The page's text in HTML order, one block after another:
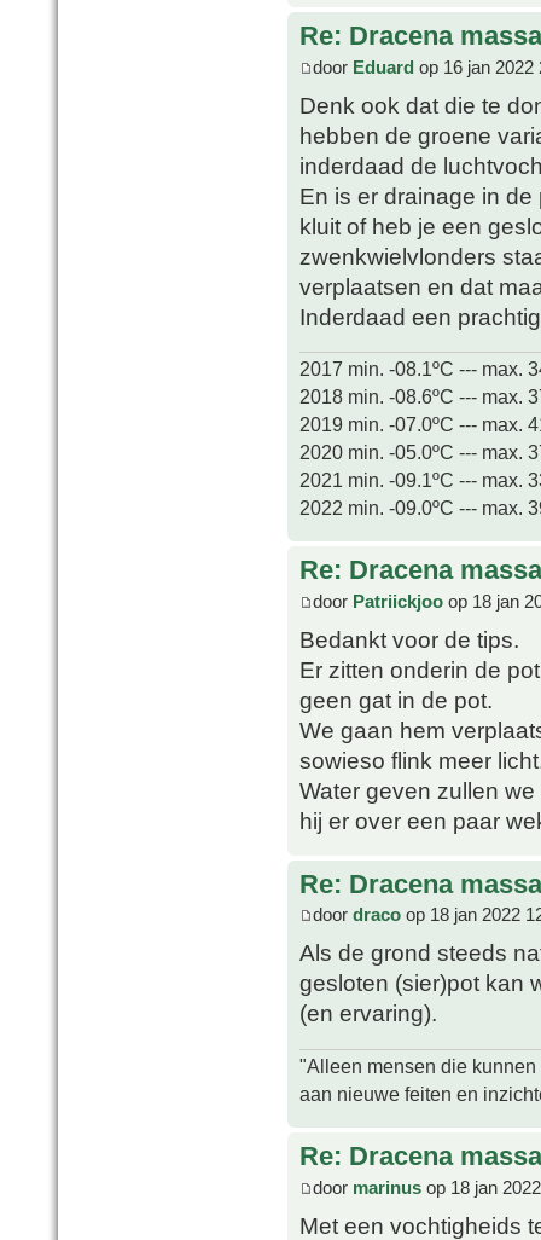
Re: Dracena
door Eduard op 16 jan 2022
Denk ook dat die te
hebben de groene
inderdaad de
En is er drainage in
kluit of heb je een
zwenkwielvlonders
verplaatsen en dat
Inderdaad een
2017 min. -08.1ºC --- max.
2018 min. -08.6ºC --- max.
2019 min. -07.0ºC --- max.
2020 min. -05.0ºC --- max.
2021 min. -09.1ºC --- max.
2022 min. -09.0ºC --- max.
Re: Dracena
door Patriickjoo op 18 jan
Bedankt voor de tips.
Er zitten onderin de
geen gat in de pot.
We gaan hem
sowieso flink meer
Water geven zullen
hij er over een paar
Re: Dracena
door draco op 18 jan 2022
Als de grond steeds
gesloten (sier)pot kan
(en ervaring).
"Alleen mensen die
aan nieuwe feiten en
Re: Dracena
door marinus op 18 jan
Met een vochtigheids